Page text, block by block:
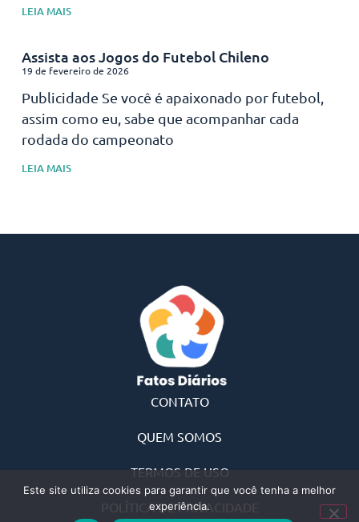
LEIA MAIS
Assista aos Jogos do Futebol Chileno
19 de fevereiro de 2026
Publicidade Se você é apaixonado por futebol,
assim como eu, sabe que acompanhar cada
rodada do campeonato
LEIA MAIS
CONTATO
QUEM SOMOS
TERMOS DE USO
POLÍTICA DE PRIVACIDADE
Este site utiliza cookies para garantir que você tenha a melhor
experiência.